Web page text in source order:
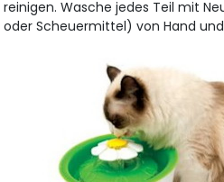
reinigen. Wasche jedes Teil mit
oder Scheuermittel) von Hand